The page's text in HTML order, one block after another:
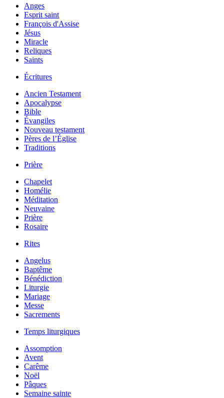
Anges
Esprit saint
François d'Assise
Jésus
Miracle
Reliques
Saints
Écritures
Ancien Testament
Apocalypse
Bible
Évangiles
Nouveau testament
Pères de l’Église
Traditions
Prière
Chapelet
Homélie
Méditation
Neuvaine
Prière
Rosaire
Rites
Angelus
Baptême
Bénédiction
Liturgie
Mariage
Messe
Sacrements
Temps liturgiques
Assomption
Avent
Carême
Noël
Pâques
Semaine sainte